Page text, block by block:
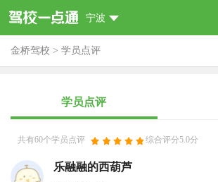
宁波
金桥驾校 > 学员点评
学员点评
共有60个学员点评 综合评分5.0分
乐融融的西葫芦